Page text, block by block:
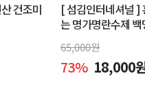
건조미
[ 섬김인터네셔널 ]
는 명가명란수제
물세트,공동구매
65,000원
73% 18,000